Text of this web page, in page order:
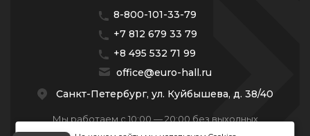
8-800-101-33-79
+7 812 679 33 79
+8 495 532 71 99
office@euro-hall.ru
Санкт-Петербург, ул. Куйбышева, д. 38/40
Мы работаем с 10:00 — 20:00 без выходных